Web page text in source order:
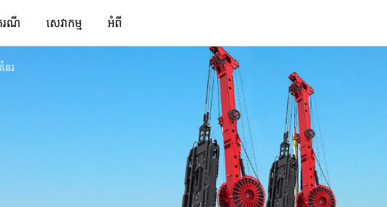
រណី សេវាកម្ម អំពី
នរ